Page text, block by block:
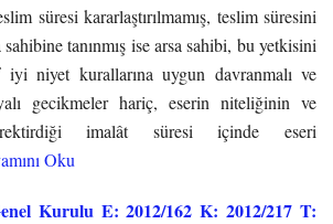
süresi kararlaştırılmamış, teslim süresini
tanınmış ise arsa sahibi, bu yetkisini
iyi niyet kurallarına uygun davranmalı ve
gecikmeler hariç, eserin niteliğinin ve
imalât süresi içinde eseri
Oku
Kurulu E: 2012/162 K: 2012/217 T: